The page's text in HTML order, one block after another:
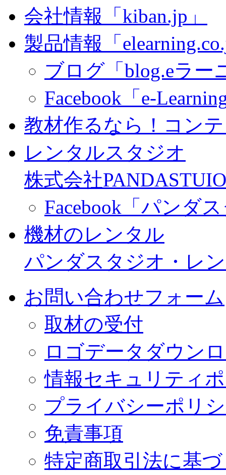
会社情報「kiban.jp」
製品情報「
ブログ「blog.eラー
Facebook「e-
教材作るなら！コン
レンタルスタジオ
株式会社
Facebook「パンダ
機材のレンタル
パンダスタジオ・レ
お問い合わせフォーム
取材の受付
ロゴデータダウン
情報セキュリティ
プライバシーポリ
免責事項
特定商取引法に基